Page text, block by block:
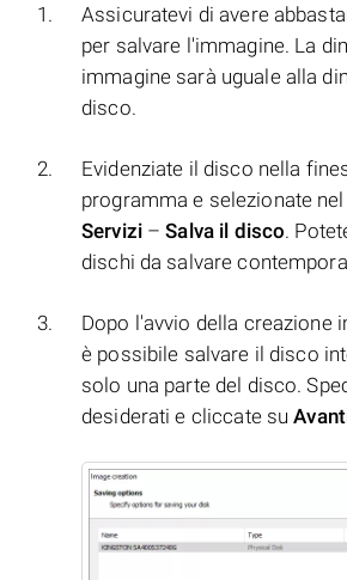
Assicuratevi di avere
per salvare l'immagine. La
immagine sarà uguale alla
disco.
Evidenziate il disco nella
programma e selezionate
Servizi–Salva il disco.
dischi da salvare
Dopo l'avvio della creazione
è possibile salvare il disco
solo una parte del disco.
desiderati e cliccate su